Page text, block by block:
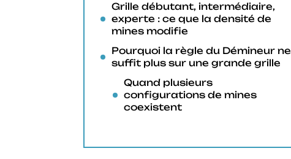
Grille débutant, intermédiaire,
experte : ce que la densité de
mines modifie
Pourquoi la règle du Démineur ne
suffit plus sur une grande grille
Quand plusieurs
configurations de mines
coexistent